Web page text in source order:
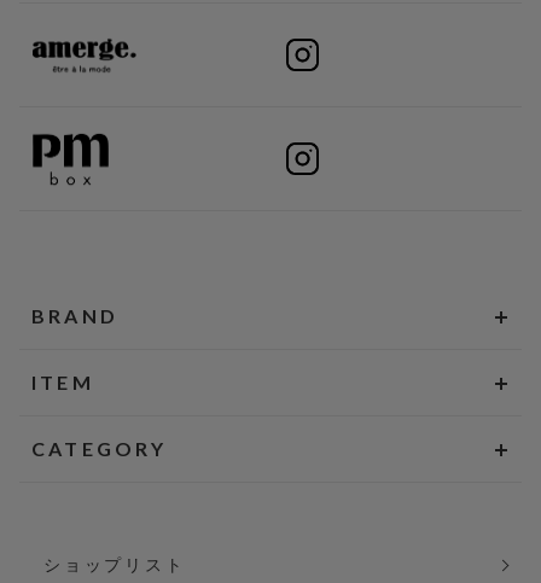
BRAND
ITEM
CATEGORY
ショップリスト